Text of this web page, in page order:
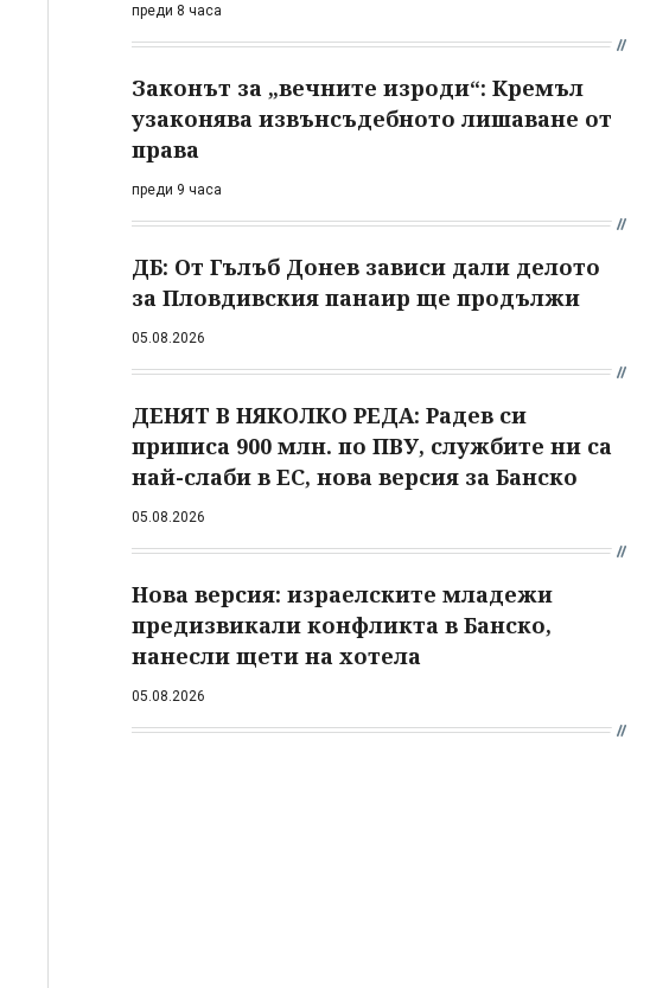
преди 8 часа
Законът за „вечните изроди“: Кремъл
узаконява извънсъдебното лишаване от
права
преди 9 часа
ДБ: От Гълъб Донев зависи дали делото
за Пловдивския панаир ще продължи
05.08.2026
ДЕНЯТ В НЯКОЛКО РЕДА: Радев си
приписа 900 млн. по ПВУ, службите ни са
най-слаби в ЕС, нова версия за Банско
05.08.2026
Нова версия: израелските младежи
предизвикали конфликта в Банско,
нанесли щети на хотела
05.08.2026